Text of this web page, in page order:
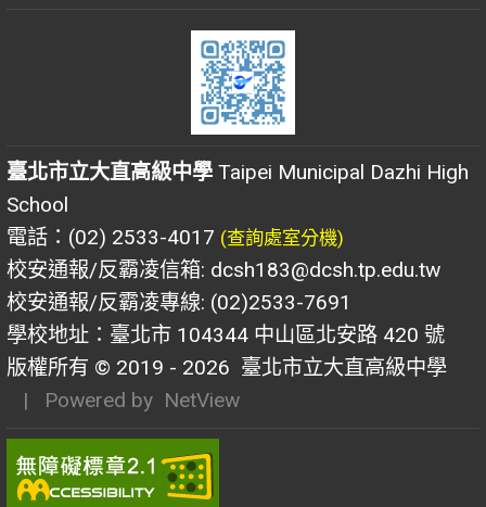
臺北市立大直高級中學 Taipei Municipal Dazhi High
School
電話：(02) 2533-4017 (查詢處室分機)
校安通報/反霸凌信箱: dcsh183@dcsh.tp.edu.tw
校安通報/反霸凌專線: (02)2533-7691
學校地址：臺北市 104344 中山區北安路 420 號
版權所有 © 2019 - 2026 臺北市立大直高級中學
| Powered by NetView